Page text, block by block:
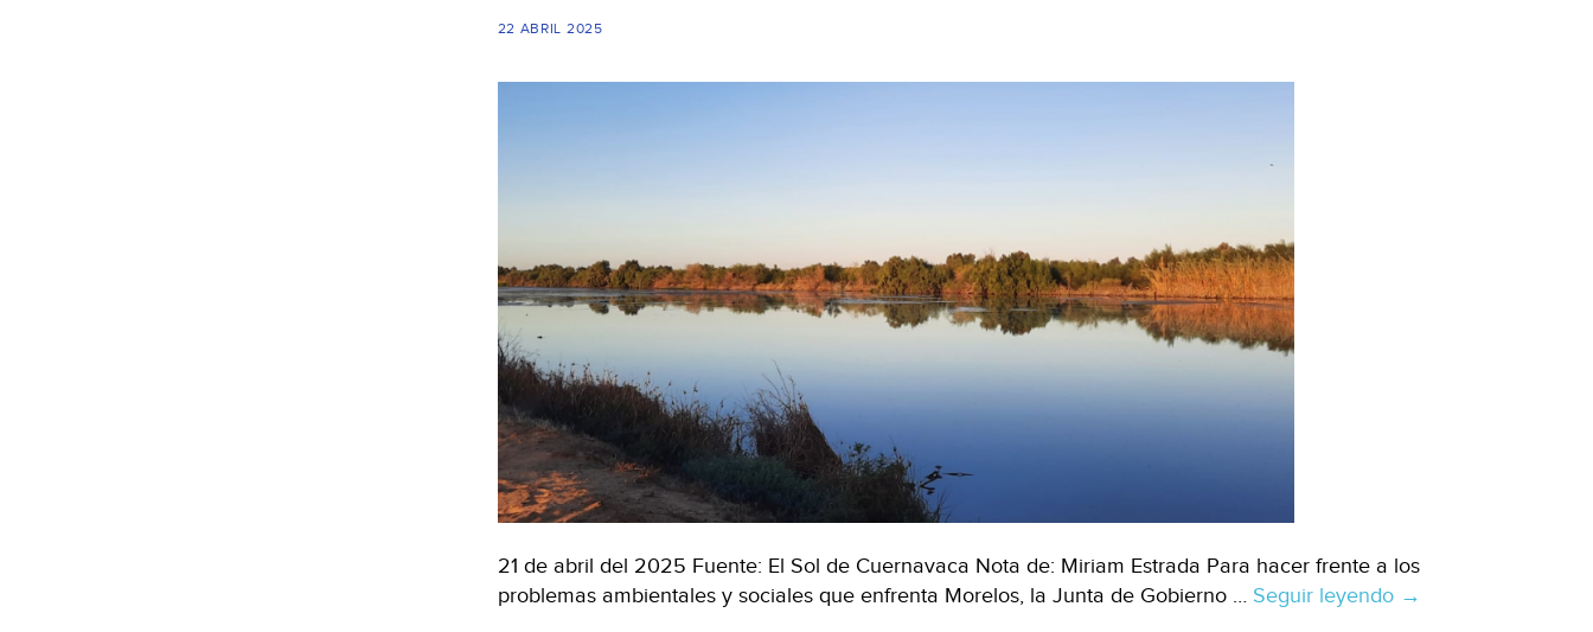
22 ABRIL 2025
21 de abril del 2025 Fuente: El Sol de Cuernavaca Nota de: Miriam Estrada Para hacer frente a los
problemas ambientales y sociales que enfrenta Morelos, la Junta de Gobierno … Seguir leyendo Morelos
→